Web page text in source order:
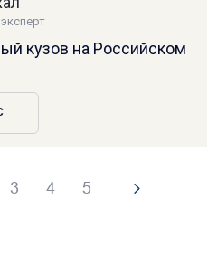
кузов на Российском
3 4 5